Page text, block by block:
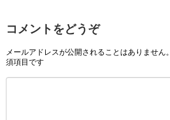
コメントをどうぞ
メールアドレスが公開されることはありません。
須項目です